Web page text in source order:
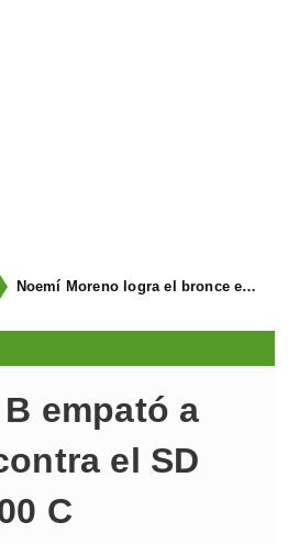
Noemí Moreno logra el bronce en el XXX Biatlón Ciudad de Gijón
empató a
el SD
C